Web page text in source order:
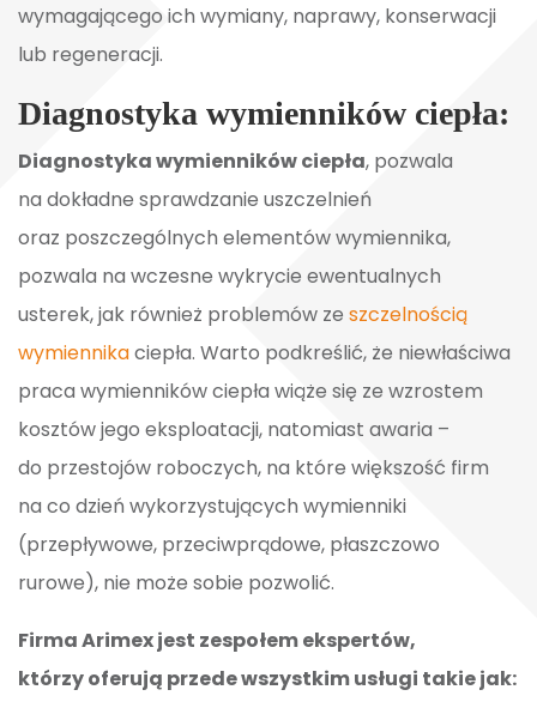
wymagającego ich wymiany, naprawy, konserwacji
lub regeneracji.
Diagnostyka wymienników ciepła:
Diagnostyka wymienników ciepła, pozwala
na dokładne sprawdzanie uszczelnień
oraz poszczególnych elementów wymiennika,
pozwala na wczesne wykrycie ewentualnych
usterek, jak również problemów ze szczelnością
wymiennikaciepła. Warto podkreślić, że niewłaściwa
praca wymienników ciepła wiąże się ze wzrostem
kosztów jego eksploatacji, natomiast awaria –
do przestojów roboczych, na które większość firm
na co dzień wykorzystujących wymienniki
(przepływowe, przeciwprądowe, płaszczowo
rurowe), nie może sobie pozwolić.
Firma Arimex jest zespołem ekspertów,
którzy oferują przede wszystkim usługi takie jak: